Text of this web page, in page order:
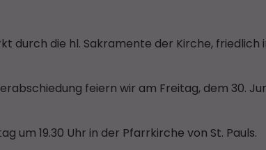
durch die hl. Sakramente der Kirche,
feiern wir am Freitag, dem 30.
um 19.30 Uhr in der Pfarrkirche von St. Pauls.